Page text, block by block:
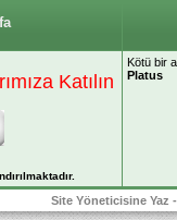
Katılın
Kötü bir
Platus
Site Yöneticisine Yaz